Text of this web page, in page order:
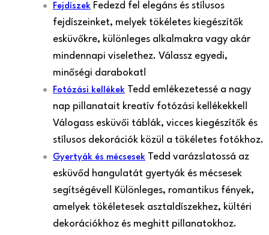
Fejdíszek Fedezd fel elegáns és stílusos
fejdíszeinket, melyek tökéletes kiegészítők
esküvőkre, különleges alkalmakra vagy akár
mindennapi viselethez. Válassz egyedi,
minőségi darabokat!
Fotózási kellékek Tedd emlékezetessé a nagy
nap pillanatait kreatív fotózási kellékekkel!
Válogass esküvői táblák, vicces kiegészítők és
stílusos dekorációk közül a tökéletes fotókhoz.
Gyertyák és mécsesek Tedd varázslatossá az
esküvőd hangulatát gyertyák és mécsesek
segítségével! Különleges, romantikus fények,
amelyek tökéletesek asztaldíszekhez, kültéri
dekorációkhoz és meghitt pillanatokhoz.